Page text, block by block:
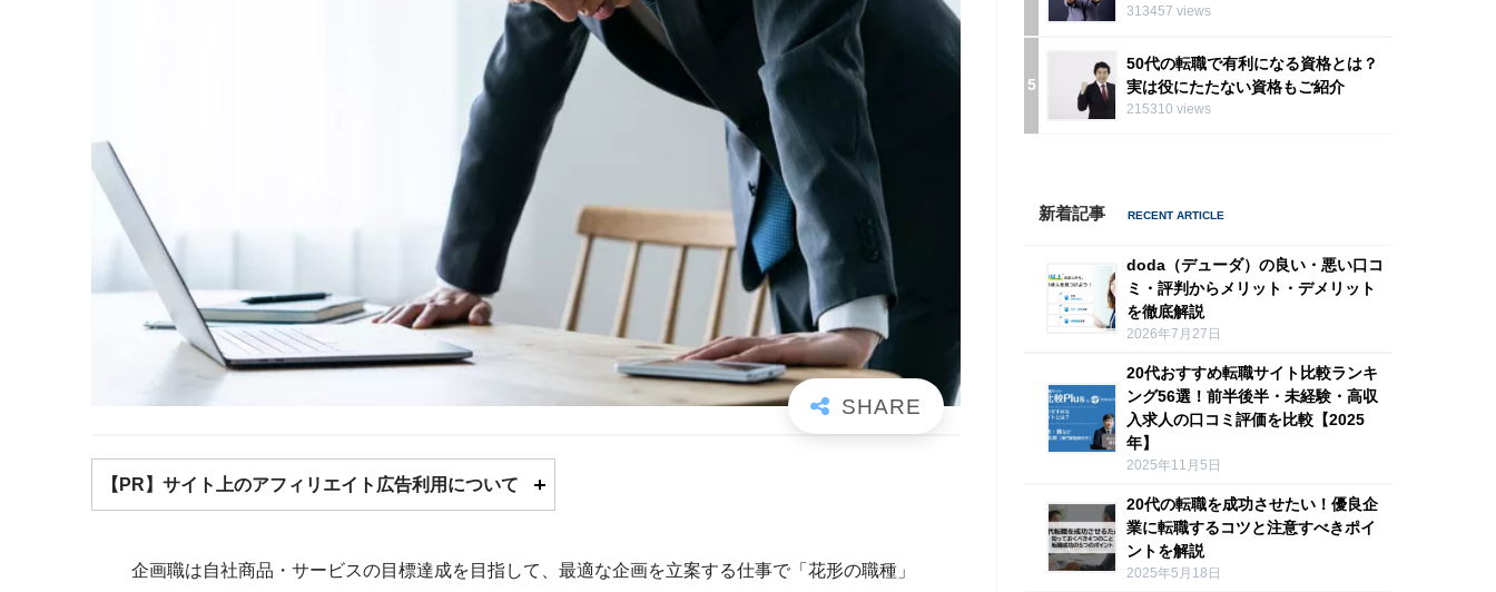
【PR】サイト上のアフィリエイト広告利用について
企画職は自社商品・サービスの目標達成を目指して、最適な企画を立案する仕事で「花形の職種」
313457 views
5
50代の転職で有利になる資格とは？
実は役にたたない資格もご紹介
215310 views
新着記事
doda（デューダ）の良い・悪い口コ
ミ・評判からメリット・デメリット
を徹底解説
2026年7月27日
20代おすすめ転職サイト比較ランキ
ング56選！前半後半・未経験・高収
入求人の口コミ評価を比較【2025
年】
2025年11月5日
20代の転職を成功させたい！優良企
業に転職するコツと注意すべきポイ
ントを解説
2025年5月18日